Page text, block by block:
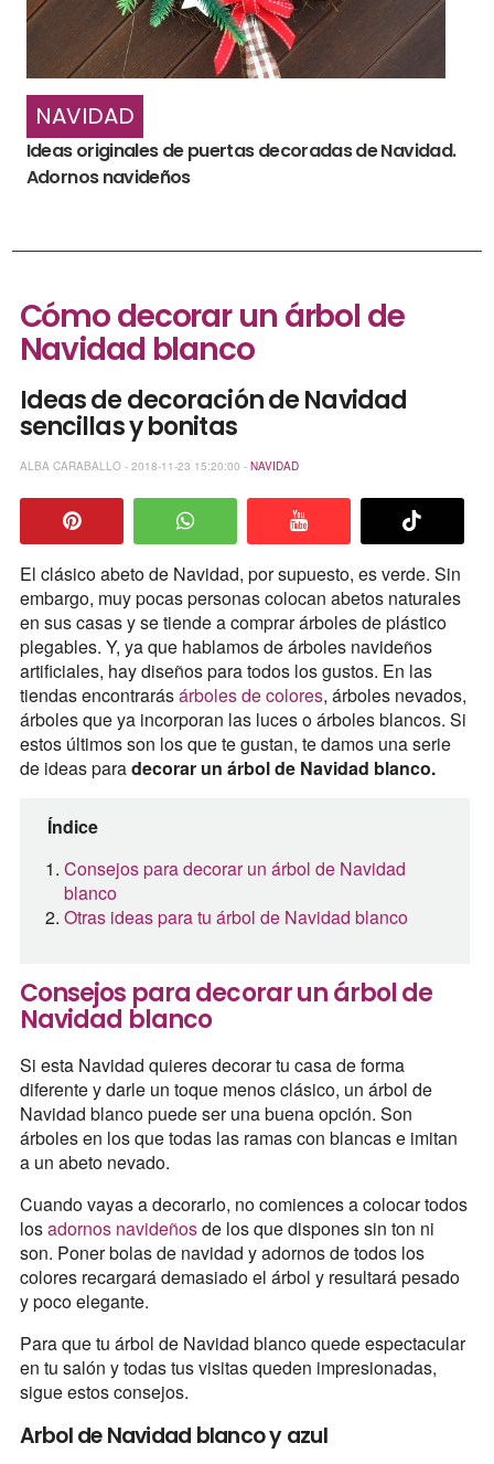
NAVIDAD
Ideas originales de puertas decoradas de Navidad.
Adornos navideños
Cómo decorar un árbol de
Navidad blanco
Ideas de decoración de Navidad
sencillas y bonitas
ALBA CARABALLO - 2018-11-23 15:20:00 - NAVIDAD
El clásico abeto de Navidad, por supuesto, es verde. Sin
embargo, muy pocas personas colocan abetos naturales
en sus casas y se tiende a comprar árboles de plástico
plegables. Y, ya que hablamos de árboles navideños
artificiales, hay diseños para todos los gustos. En las
tiendas encontrarásárboles de colores, árboles nevados,
árboles que ya incorporan las luces o árboles blancos. Si
estos últimos son los que te gustan, te damos una serie
de ideas paradecorar un árbol de Navidad blanco.
Índice
Consejos para decorar un árbol de Navidad
blanco
Otras ideas para tu árbol de Navidad blanco
Consejos para decorar un árbol de
Navidad blanco
Si esta Navidad quieres decorar tu casa de forma
diferente y darle un toque menos clásico, un árbol de
Navidad blanco puede ser una buena opción. Son
árboles en los que todas las ramas con blancas e imitan
a un abeto nevado.
Cuando vayas a decorarlo, no comiences a colocar todos
losadornos navideñosde los que dispones sin ton ni
son. Poner bolas de navidad y adornos de todos los
colores recargará demasiado el árbol y resultará pesado
y poco elegante.
Para que tu árbol de Navidad blanco quede espectacular
en tu salón y todas tus visitas queden impresionadas,
sigue estos consejos.
Arbol de Navidad blanco y azul